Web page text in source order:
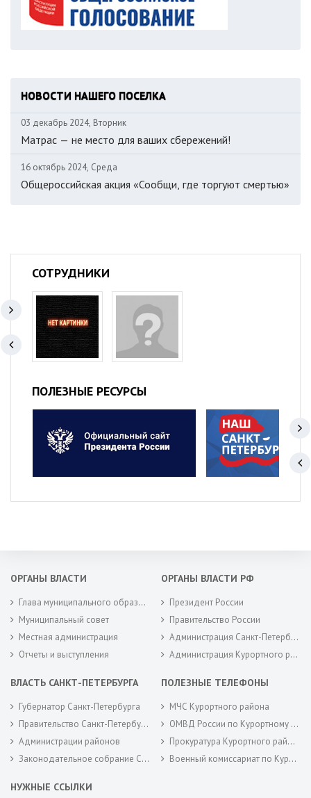
НОВОСТИ НАШЕГО ПОСЕЛКА
03 декабрь 2024, Вторник
Матрас — не место для ваших сбережений!
16 октябрь 2024, Среда
Общероссийская акция «Сообщи, где торгуют смертью»
СОТРУДНИКИ
ПОЛЕЗНЫЕ РЕСУРСЫ
ОРГАНЫ ВЛАСТИ
Глава муниципального образования
Муниципальный совет
Местная администрация
Отчеты и выступления
ОРГАНЫ ВЛАСТИ РФ
Президент России
Правительство России
Администрация Санкт-Петербурга
Администрация Курортного района Санкт-Петербурга
ВЛАСТЬ САНКТ-ПЕТЕРБУРГА
Губернатор Санкт-Петербурга
Правительство Санкт-Петербурга
Администрации районов
Законодательное собрание Санкт-Петербурга
ПОЛЕЗНЫЕ ТЕЛЕФОНЫ
МЧС Курортного района
ОМВД России по Курортному району
Прокуратура Курортного района
Военный комиссариат по Курортному районам города Санкт-Петербурга
НУЖНЫЕ ССЫЛКИ